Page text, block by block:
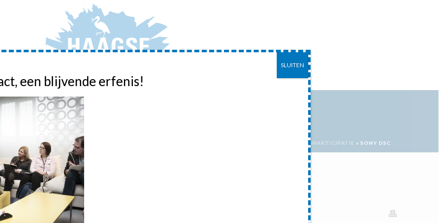
ADVIEZEN CONTACT
LANDELIJKE DAG VAN DE JONGERENPARTICIPATIE » SONY DSC
een blijvende erfenis!
SLUITEN